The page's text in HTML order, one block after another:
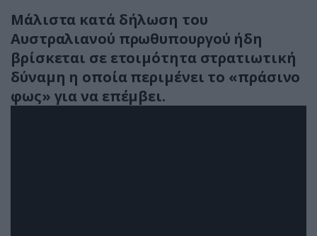
Μάλιστα κατά δήλωση του
Αυστραλιανού πρωθυπουργού ήδη
βρίσκεται σε ετοιμότητα στρατιωτική
δύναμη η οποία περιμένει το «πράσινο
φως» για να επέμβει.